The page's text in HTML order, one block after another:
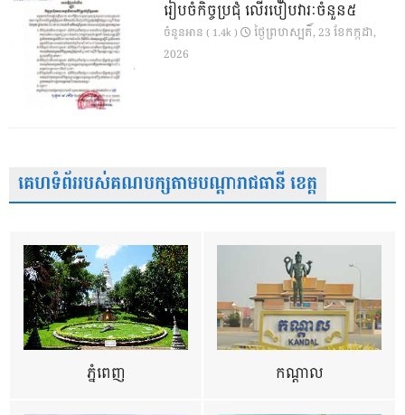
រៀបចំកិច្ចប្រជុំ លើរបៀបវារៈចំនួន៥
ចំនួនអាន ( 1.4k )
ថ្ងៃ​ព្រហស្បតិ៍, 23 ខែ​កក្កដា,
2026
គេហទំព័ររបស់គណបក្សតាមបណ្តារាជធានី ខេត្ត
ភ្នំពេញ កណ្តាល